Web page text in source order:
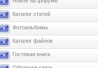
Каталог статей
Фотоальбомы
Каталог файлов
Гостевая книга